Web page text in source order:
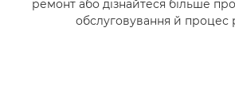
ремонт або дізнайтеся більше
обслуговування й процес